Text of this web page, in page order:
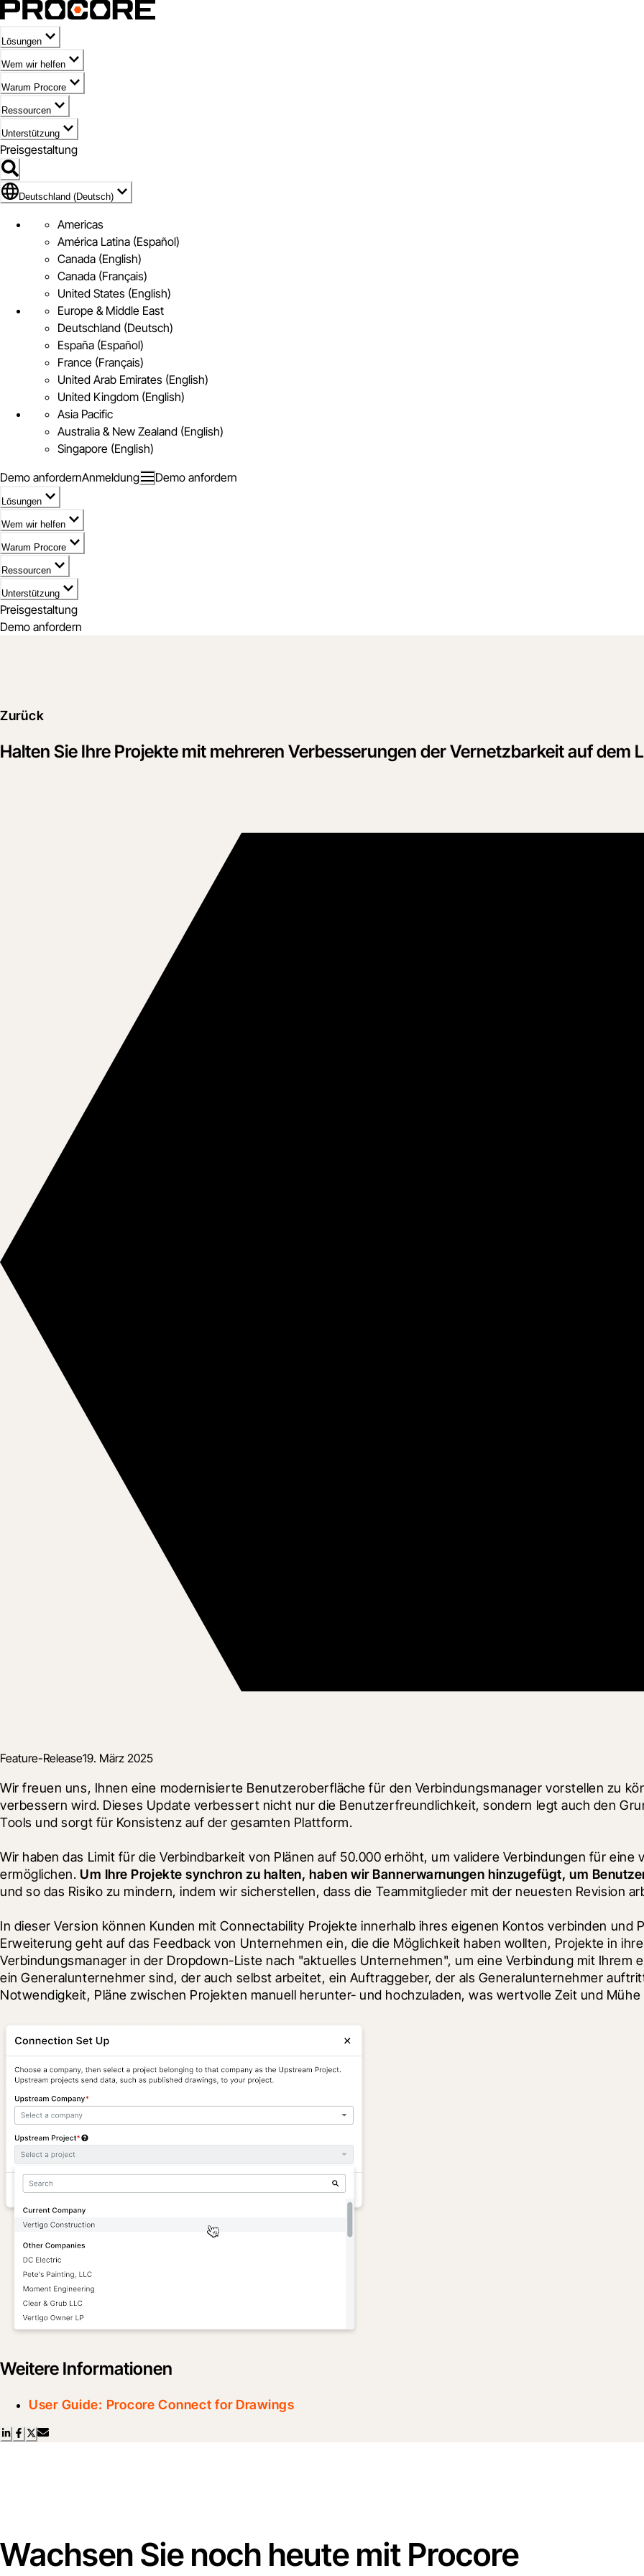
Lösungen
Wem wir helfen
Warum Procore
Ressourcen
Unterstützung
Preisgestaltung
Markieren des Symbols für Deutschland (Deutsch)
Deutschland (Deutsch)
Americas
América Latina (Español)
Canada (English)
Canada (Français)
United States (English)
Europe & Middle East
Deutschland (Deutsch)
España (Español)
France (Français)
United Arab Emirates (English)
United Kingdom (English)
Asia Pacific
Australia & New Zealand (English)
Singapore (English)
Demo anfordernAnmeldung Demo anfordern
Lösungen
Wem wir helfen
Warum Procore
Ressourcen
Unterstützung
Preisgestaltung
Demo anfordern
Zurück
Halten Sie Ihre Projekte mit mehreren Verbesserungen der Vernetzbarkeit auf dem
Feature-Release19. März 2025
Wir freuen uns, Ihnen eine modernisierte Benutzeroberfläche für den Verbindungsmanager vorstellen zu
verbessern wird. Dieses Update verbessert nicht nur die Benutzerfreundlichkeit, sondern legt auch den
Tools und sorgt für Konsistenz auf der gesamten Plattform.
Wir haben das Limit für die Verbindbarkeit von Plänen auf 50.000 erhöht, um validere Verbindungen für
ermöglichen. Um Ihre Projekte synchron zu halten, haben wir Bannerwarnungen hinzugefügt, um
und so das Risiko zu mindern, indem wir sicherstellen, dass die Teammitglieder mit der neuesten Revision
In dieser Version können Kunden mit Connectability Projekte innerhalb ihres eigenen Kontos verbinden und
Erweiterung geht auf das Feedback von Unternehmen ein, die die Möglichkeit haben wollten, Projekte in
Verbindungsmanager in der Dropdown-Liste nach "aktuelles Unternehmen", um eine Verbindung mit Ihrem
ein Generalunternehmer sind, der auch selbst arbeitet, ein Auftraggeber, der als Generalunternehmer
Weitere Informationen
User Guide: Procore Connect for Drawings
Wachsen Sie noch heute mit Procore